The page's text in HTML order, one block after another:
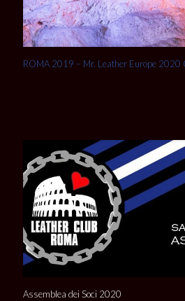
ROMA 2019 – Mr. Leather Europe 2020
Assemblea dei Soci 2020